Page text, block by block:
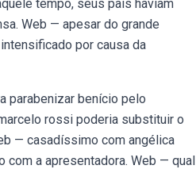
tempo, seus pais haviam
Web — apesar do grande
por causa da
parabenizar benício pelo
rossi poderia substituir o
— casadíssimo com angélica
com a apresentadora. Web — qual